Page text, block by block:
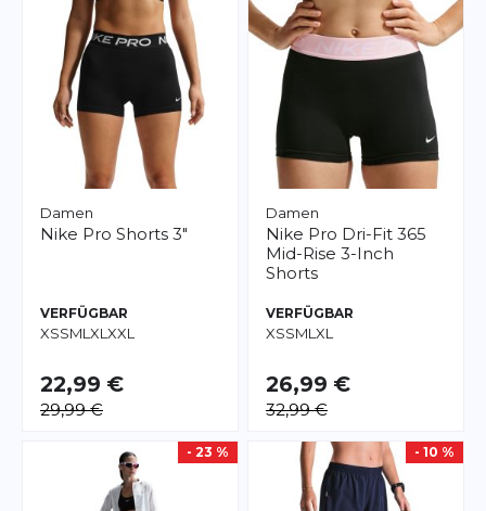
Damen
Nike Pro Shorts 3"
VERFÜGBAR
XSSML XL XXL
22,99 €
29,99 €
Damen
Nike Pro Dri-Fit 365
Mid-Rise 3-Inch
Shorts
VERFÜGBAR
XSSML XL
26,99 €
32,99 €
- 23 % - 10 %